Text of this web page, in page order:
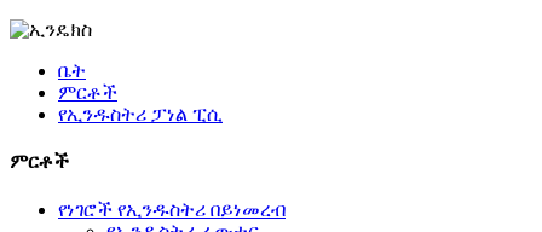
ቤት
ምርቶች
የኢንዱስትሪ ፓነል ፒሲ
ምርቶች
የነገሮች የኢንዱስትሪ በይነመረብ